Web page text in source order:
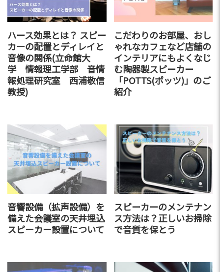
ハース効果とは？ スピー
カーの配置とディレイと
音像の関係(立命館大
学 情報理工学部 音情
報処理研究室 西浦敬信
教授)
こだわりのお部屋、おし
ゃれなカフェなど店舗の
インテリアにもよくなじ
む陶器製スピーカー
「POTTS(ポッツ)」のご
紹介
音響設備（拡声設備）を
備えた会議室の天井埋込
スピーカー設置について
スピーカーのメンテナン
ス方法は？正しいお掃除
で音質を保とう